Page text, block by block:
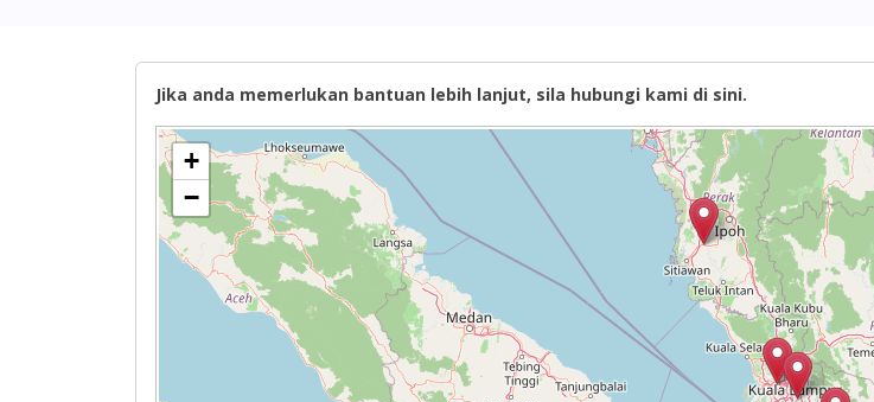
Jika anda memerlukan bantuan lebih lanjut, sila hubungi kami di sini.